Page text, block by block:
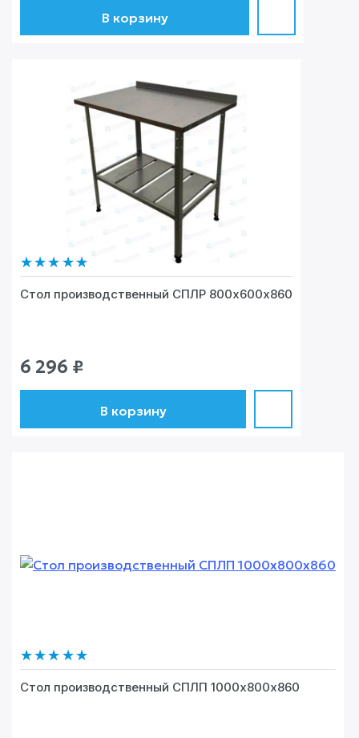
В корзину
Стол производственный СПЛР 800х600х860
6 296 ₽
В корзину
Стол производственный СПЛП 1000х800х860